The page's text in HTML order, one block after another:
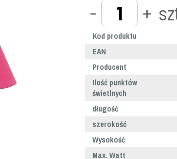
- +
Kod produktu
EAN
Producent
Ilość punktów
świetlnych
długość
szerokość
Wysokość
Max. Watt